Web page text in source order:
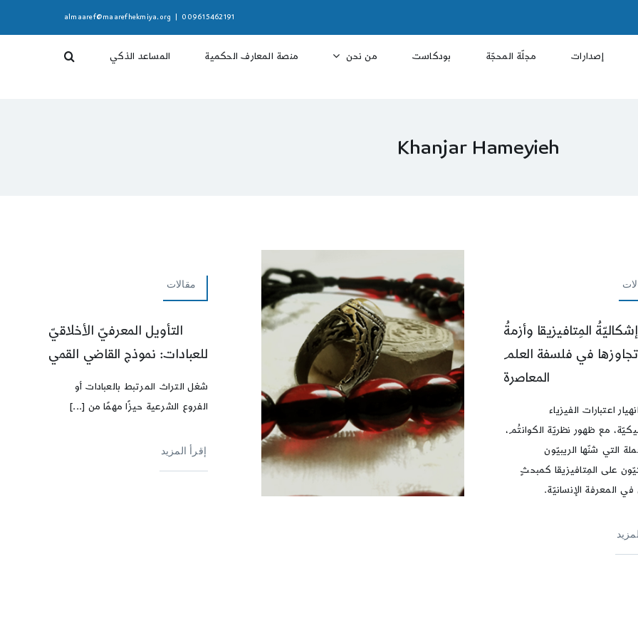
009615462191
almaaref@maarefhekmiya.org
إصدارات مجلّة المحجّة بودكاست من نحن منصة المعارف الحكمية المساعد الذكي
Khanjar Hameyieh
إشكاليّةُ المِتافيزيقا وأزمةُ
تجاوزها في فلسفة العلم
المعاصرة
اعتبارات الفيزياء
مع ظهور نظريّة الكوانتُم،
التي شنّها الريبيّون
على المِتافيزيقا كمبحثٍ
المعرفة الإنسانيّة.
مقالات
التأويل المعرفيّ الأخلاقيّ
للعبادات: نموذج القاضي القمي
شغل التراث المرتبط بالعبادات أو
الفروع الشرعية حيزًا مهمًا من [...]
إقرأ المزيد